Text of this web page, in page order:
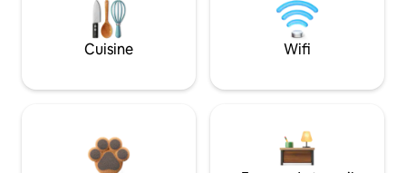
Cuisine Wifi